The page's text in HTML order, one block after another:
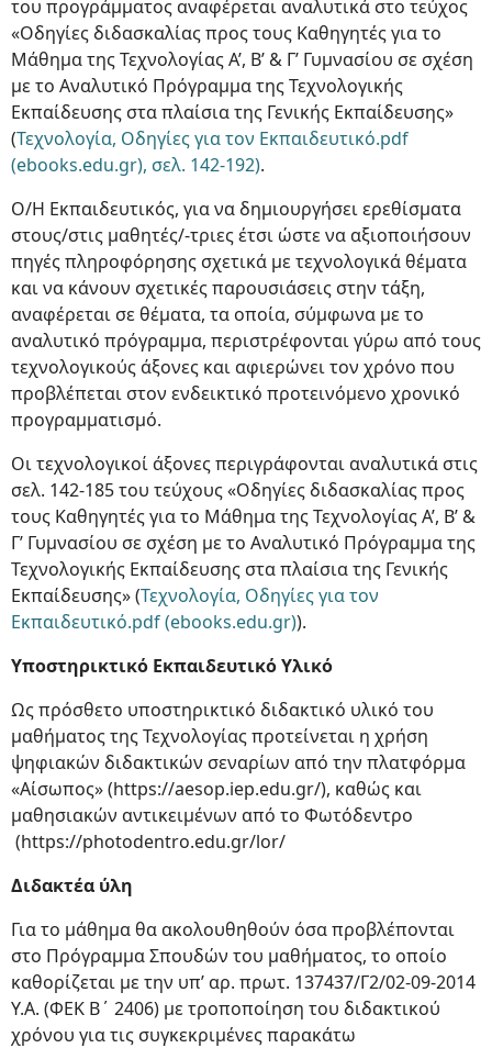
του προγράμματος αναφέρεται αναλυτικά στο τεύχος
«Οδηγίες διδασκαλίας προς τους Καθηγητές για το
Μάθημα της Τεχνολογίας Α’, Β’ & Γ’ Γυμνασίου σε σχέση
με το Αναλυτικό Πρόγραμμα της Τεχνολογικής
Εκπαίδευσης στα πλαίσια της Γενικής Εκπαίδευσης»
(Τεχνολογία, Οδηγίες για τον Εκπαιδευτικό.pdf
(ebooks.edu.gr), σελ. 142-192).
Ο/Η Εκπαιδευτικός, για να δημιουργήσει ερεθίσματα
στους/στις μαθητές/-τριες έτσι ώστε να αξιοποιήσουν
πηγές πληροφόρησης σχετικά με τεχνολογικά θέματα
και να κάνουν σχετικές παρουσιάσεις στην τάξη,
αναφέρεται σε θέματα, τα οποία, σύμφωνα με το
αναλυτικό πρόγραμμα, περιστρέφονται γύρω από τους
τεχνολογικούς άξονες και αφιερώνει τον χρόνο που
προβλέπεται στον ενδεικτικό προτεινόμενο χρονικό
προγραμματισμό.
Οι τεχνολογικοί άξονες περιγράφονται αναλυτικά στις
σελ. 142-185 του τεύχους «Οδηγίες διδασκαλίας προς
τους Καθηγητές για το Μάθημα της Τεχνολογίας Α’, Β’ &
Γ’ Γυμνασίου σε σχέση με το Αναλυτικό Πρόγραμμα της
Τεχνολογικής Εκπαίδευσης στα πλαίσια της Γενικής
Εκπαίδευσης» (Τεχνολογία, Οδηγίες για τον
Εκπαιδευτικό.pdf (ebooks.edu.gr)).
Υποστηρικτικό Εκπαιδευτικό Υλικό
Ως πρόσθετο υποστηρικτικό διδακτικό υλικό του
μαθήματος της Τεχνολογίας προτείνεται η χρήση
ψηφιακών διδακτικών σεναρίων από την πλατφόρμα
«Αίσωπος» (https://aesop.iep.edu.gr/), καθώς και
μαθησιακών αντικειμένων από το Φωτόδεντρο
(https://photodentro.edu.gr/lor/
Διδακτέα ύλη
Για το μάθημα θα ακολουθηθούν όσα προβλέπονται
στο Πρόγραμμα Σπουδών του μαθήματος, το οποίο
καθορίζεται με την υπ’ αρ. πρωτ. 137437/Γ2/02-09-2014
Υ.Α. (ΦΕΚ Β΄ 2406) με τροποποίηση του διδακτικού
χρόνου για τις συγκεκριμένες παρακάτω